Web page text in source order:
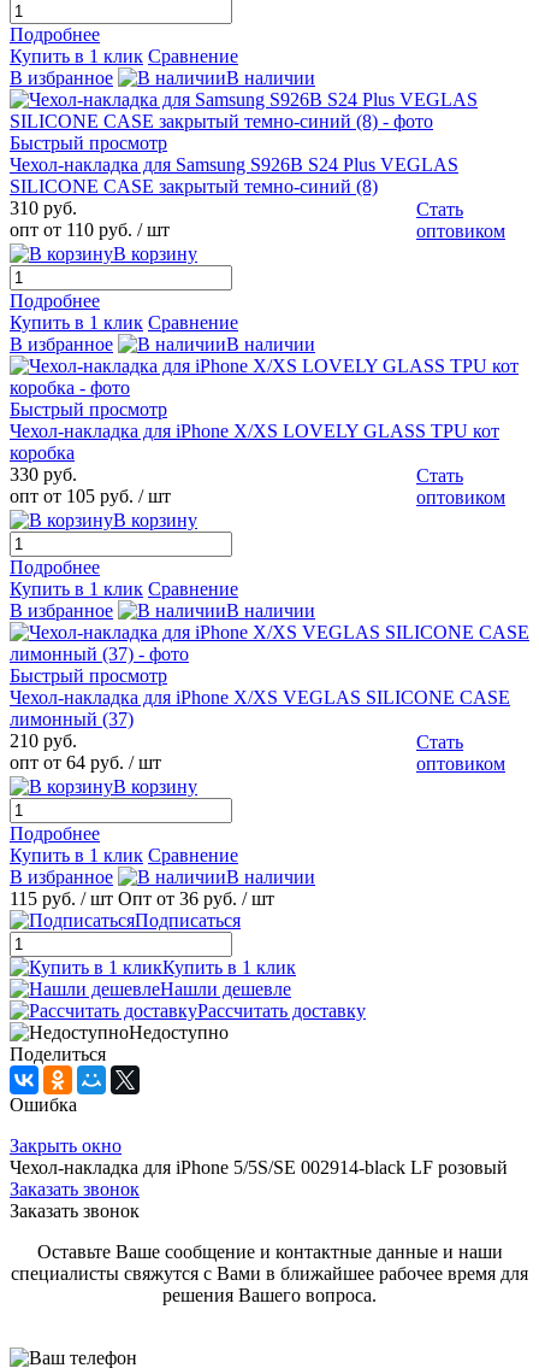
Подробнее
Купить в 1 клик Сравнение
В избранное
В наличии
Быстрый просмотр
Чехол-накладка для Samsung S926B S24 Plus VEGLAS
SILICONE CASE закрытый темно-синий (8)
310 руб.
опт от 110 руб. / шт
Стать
оптовиком
В корзину
Подробнее
Купить в 1 клик Сравнение
В избранное
В наличии
Быстрый просмотр
Чехол-накладка для iPhone X/XS LOVELY GLASS TPU кот
коробка
330 руб.
опт от 105 руб. / шт
Стать
оптовиком
В корзину
Подробнее
Купить в 1 клик Сравнение
В избранное
В наличии
Быстрый просмотр
Чехол-накладка для iPhone X/XS VEGLAS SILICONE CASE
лимонный (37)
210 руб.
опт от 64 руб. / шт
Стать
оптовиком
В корзину
Подробнее
Купить в 1 клик Сравнение
В избранное
В наличии
115 руб. / шт Опт от 36 руб. / шт
Подписаться
Купить в 1 клик
Нашли дешевле
Рассчитать доставку
Недоступно
Поделиться
Ошибка
Закрыть окно
Чехол-накладка для iPhone 5/5S/SE 002914-black LF розовый
Заказать звонок
Заказать звонок
Оставьте Ваше сообщение и контактные данные и наши
специалисты свяжутся с Вами в ближайшее рабочее время для
решения Вашего вопроса.